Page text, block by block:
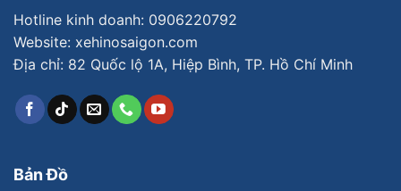
Hotline kinh doanh: 0906220792
Website: xehinosaigon.com
Địa chỉ: 82 Quốc lộ 1A, Hiệp Bình, TP. Hồ Chí Minh
Bản Đồ